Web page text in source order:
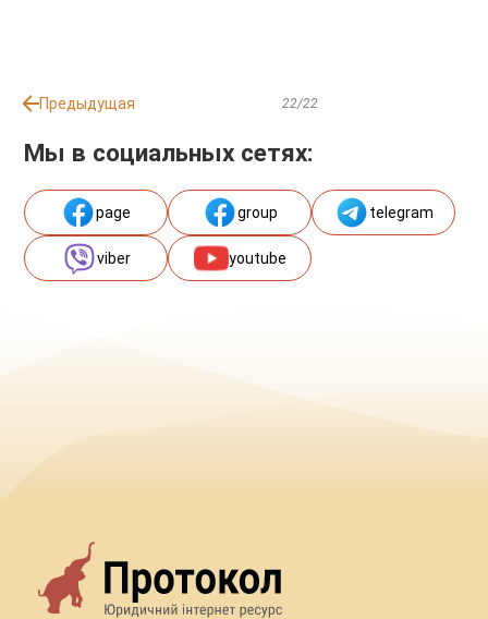
Предыдущая 22/22
Мы в социальных сетях:
page group telegram
viber youtube